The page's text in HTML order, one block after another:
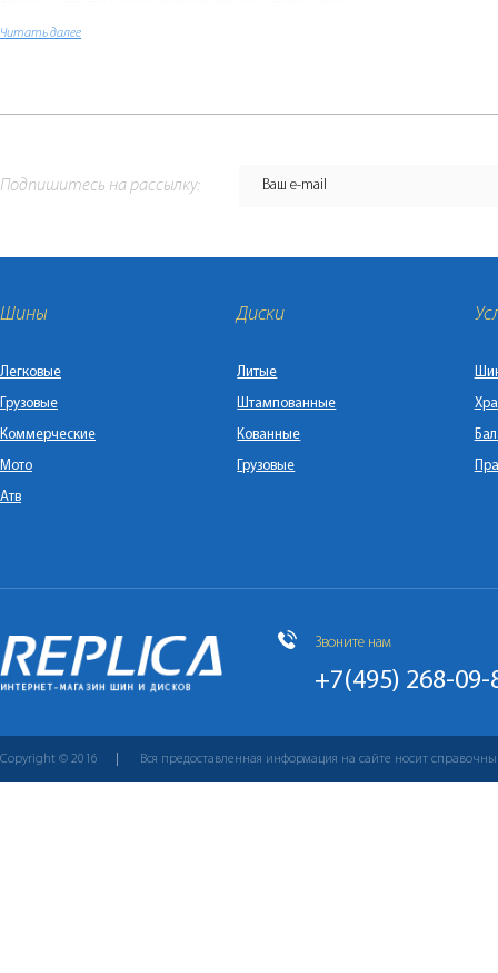
С дисками литыми «Реплика» у Вас появится отличный шанс преобразить и
Читать далее
Подпишитесь на рассылку:
Шины
Легковые
Грузовые
Коммерческие
Мото
Атв
Диски
Литые
Штампованные
Кованные
Грузовые
Звоните нам
+7(495) 268-09-
Copyright © 2016 Вся предоставленная информация на сайте носит